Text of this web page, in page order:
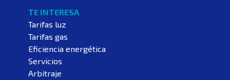
TE INTERESA
Tarifas luz
Tarifas gas
Eficiencia energética
Servicios
Arbitraje